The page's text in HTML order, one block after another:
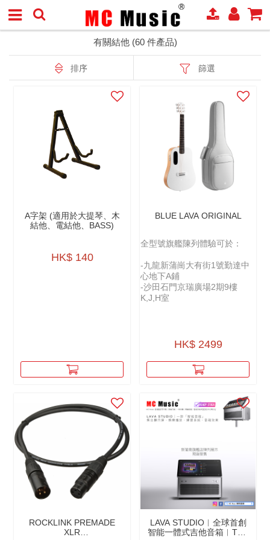
有關結他 (60 件產品)
排序 篩選
A字架 (適用於大提琴、木
結他、電結他、BASS)
HK$ 140
BLUE LAVA ORIGINAL
全型號旗艦陳列體驗可於：
-九龍新蒲崗大有街1號勤達中
心地下A鋪
-沙田石門京瑞廣場2期9樓
K,J,H室
HK$ 2499
ROCKLINK PREMADE
XLR
LAVA STUDIO︱全球首創
智能一體式吉他音箱︱THE